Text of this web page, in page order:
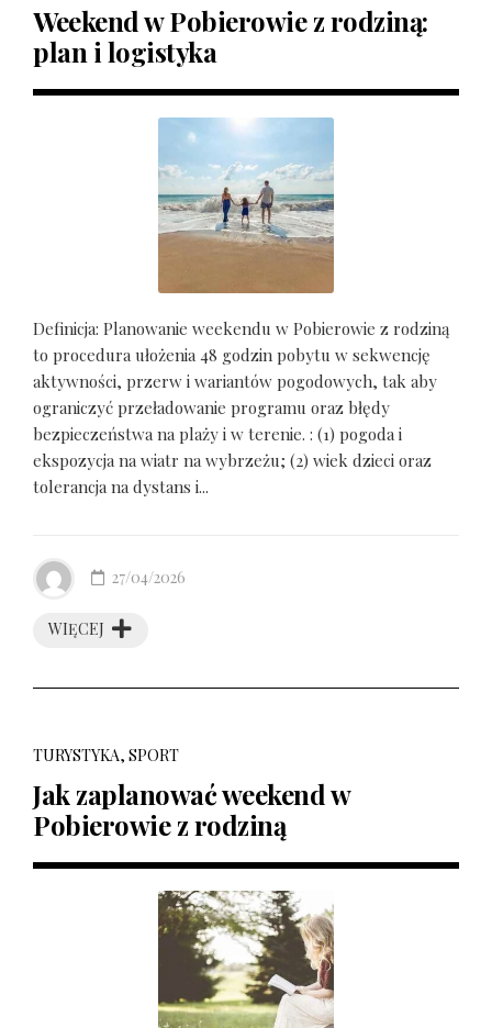
Weekend w Pobierowie z rodziną:
plan i logistyka
Definicja: Planowanie weekendu w Pobierowie z rodziną
to procedura ułożenia 48 godzin pobytu w sekwencję
aktywności, przerw i wariantów pogodowych, tak aby
ograniczyć przeładowanie programu oraz błędy
bezpieczeństwa na plaży i w terenie. : (1) pogoda i
ekspozycja na wiatr na wybrzeżu; (2) wiek dzieci oraz
tolerancja na dystans i...
WIĘCEJ
27/04/2026
TURYSTYKA, SPORT
Jak zaplanować weekend w
Pobierowie z rodziną